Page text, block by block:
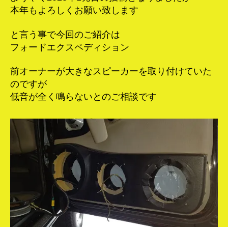
本年もよろしくお願い致します
と言う事で今回のご紹介は
フォードエクスペディション
前オーナーが大きなスピーカーを取り付けていた
のですが
低音が全く鳴らないとのご相談です